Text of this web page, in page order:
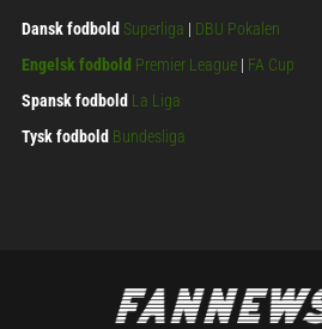
Dansk fodbold Superliga | DBU Pokalen
Engelsk fodbold Premier League| FA Cup
Spansk fodbold La Liga
Tysk fodbold Bundesliga